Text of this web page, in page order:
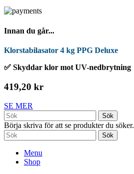
Innan du går...
Klorstabilasator 4 kg PPG Deluxe
✅ Skyddar klor mot UV-nedbrytning
419,20 kr
SE MER
Sök
Börja skriva för att se produkter du söker.
Sök
Menu
Shop